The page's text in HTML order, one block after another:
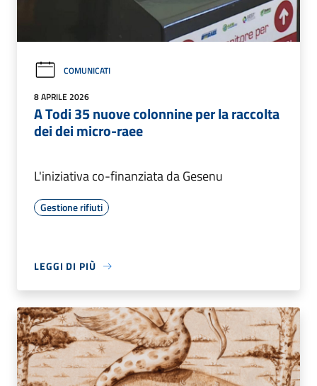
COMUNICATI
8 APRILE 2026
A Todi 35 nuove colonnine per la raccolta
dei dei micro-raee
L'iniziativa co-finanziata da Gesenu
Gestione rifiuti
LEGGI DI PIÙ